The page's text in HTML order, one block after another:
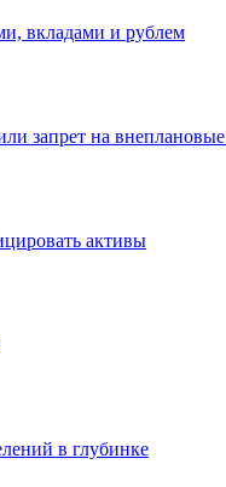
вкладами и рублем
запрет на
активы
в глубинке